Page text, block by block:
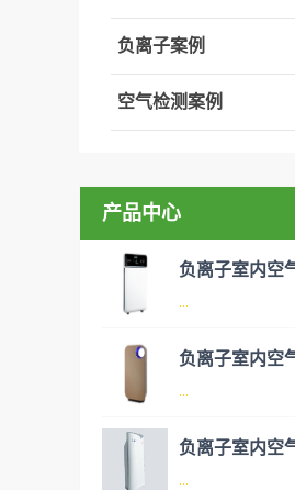
负离子案例
空气检测案例
产品中心
负离子室内空
...
般包括PM2.5、粉
负离子室内空
...
负离子室内空
...